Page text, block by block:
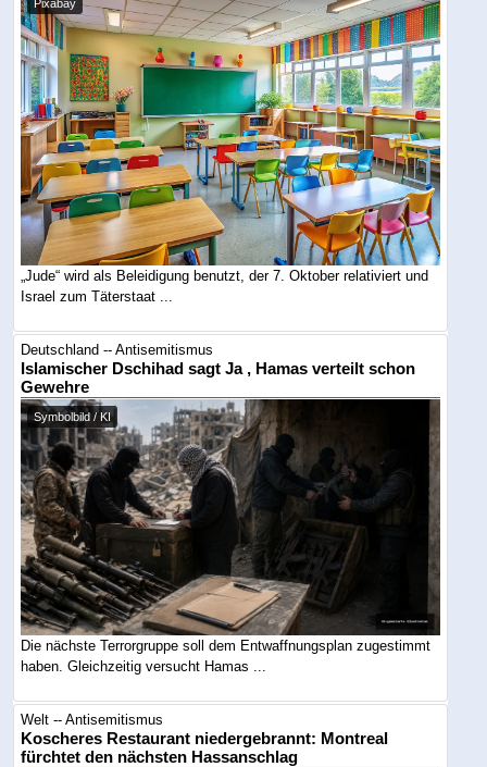
Pixabay
„Jude“ wird als Beleidigung benutzt, der 7. Oktober relativiert und
Israel zum Täterstaat ...
Deutschland -- Antisemitismus
Islamischer Dschihad sagt Ja , Hamas verteilt schon
Gewehre
Symbolbild / KI
Die nächste Terrorgruppe soll dem Entwaffnungsplan zugestimmt
haben. Gleichzeitig versucht Hamas ...
Welt -- Antisemitismus
Koscheres Restaurant niedergebrannt: Montreal
fürchtet den nächsten Hassanschlag